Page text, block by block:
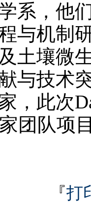
系，他
与机制
土壤微
与技术
，此次
团队项
『打